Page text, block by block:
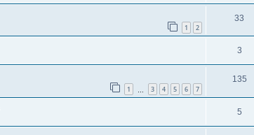
1 2
33
3
1 3 4 5 6 7
135
5